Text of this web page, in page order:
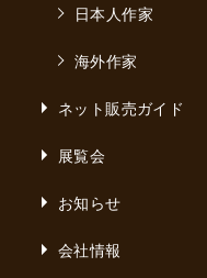
日本人作家
海外作家
ネット販売ガイド
展覧会
お知らせ
会社情報